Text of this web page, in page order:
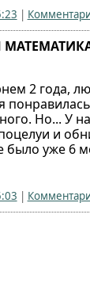
|
2 года,
Но... У
и
было уже 6
|